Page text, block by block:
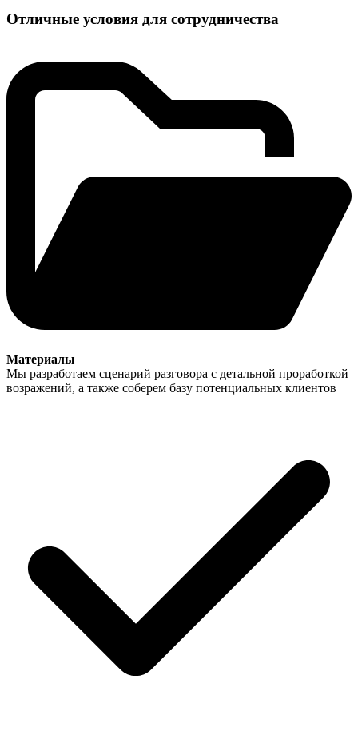
Отличные условия для сотрудничества
Материалы
Мы разработаем сценарий разговора с детальной проработкой
возражений, а также соберем базу потенциальных клиентов